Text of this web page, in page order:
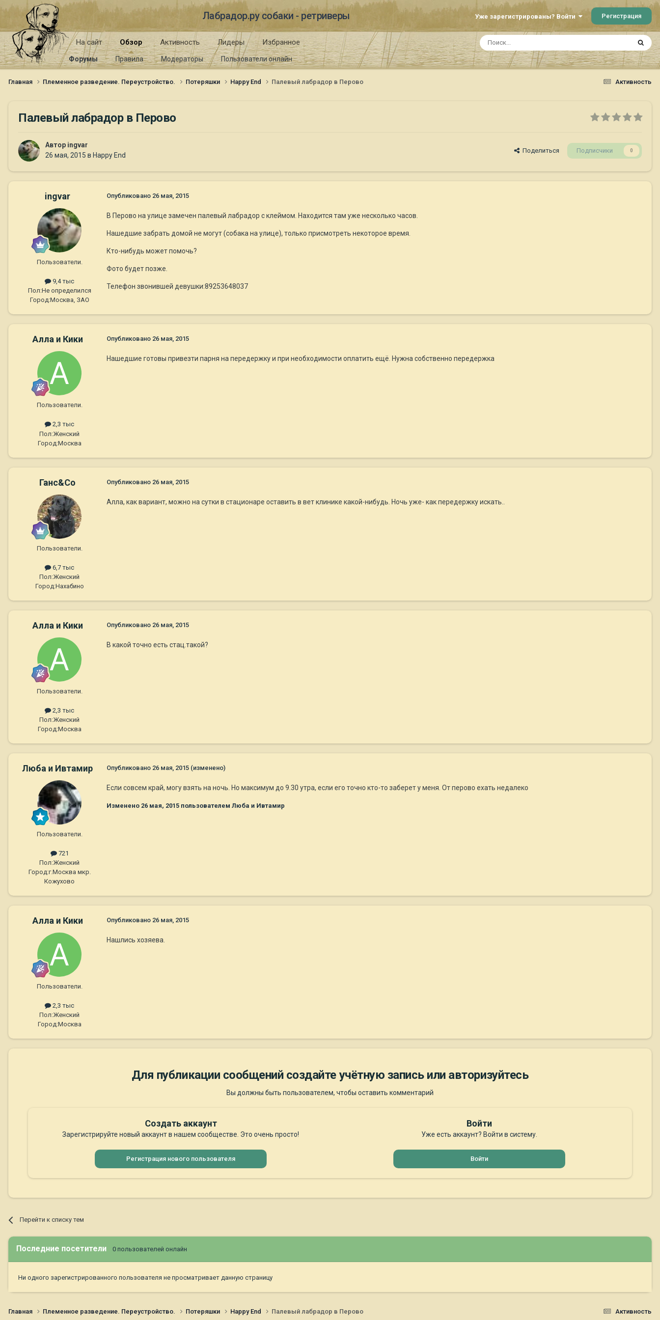
Лабрадор.ру собаки - ретриверы Уже зарегистрированы? Войти Регистрация
На сайт Обзор
Форумы Правила Модераторы Пользователи онлайн
Активность Лидеры Избранное
Активность
Главная Племенное разведение. Переустройство. Потеряшки Happy End Палевый лабрадор в Перово
Палевый лабрадор в Перово
Автор ingvar
26 мая, 2015 в Happy End
Поделиться Подписчики 0
ingvar
Пользователи.
9,4 тыс
Пол:Не определился
Город:Москва, ЗАО
Опубликовано 26 мая, 2015
В Перово на улице замечен палевый лабрадор с клеймом. Находится там уже несколько часов.
Нашедшие забрать домой не могут (собака на улице), только присмотреть некоторое время.
Кто-нибудь может помочь?
Фото будет позже.
Телефон звонившей девушки:89253648037
Алла и Кики
Пользователи.
2,3 тыс
Пол:Женский
Город:Москва
Опубликовано 26 мая, 2015
Нашедшие готовы привезти парня на передержку и при необходимости оплатить ещё. Нужна собственно передержка
Ганс&Co
Пользователи.
6,7 тыс
Пол:Женский
Город:Нахабино
Опубликовано 26 мая, 2015
Алла, как вариант, можно на сутки в стационаре оставить в вет клинике какой-нибудь. Ночь уже- как передержку искать..
Алла и Кики
Пользователи.
2,3 тыс
Пол:Женский
Город:Москва
Опубликовано 26 мая, 2015
В какой точно есть стац.такой?
Люба и Ивтамир
Пользователи.
721
Пол:Женский
Город:г.Москва мкр.
Кожухово
Опубликовано 26 мая, 2015 (изменено)
Если совсем край, могу взять на ночь. Но максимум до 9.30 утра, если его точно кто-то заберет у меня. От перово ехать недалеко
Изменено 26 мая, 2015 пользователем Люба и Ивтамир
Алла и Кики
Пользователи.
2,3 тыс
Пол:Женский
Город:Москва
Опубликовано 26 мая, 2015
Нашлись хозяева.
Для публикации сообщений создайте учётную запись или авторизуйтесь
Вы должны быть пользователем, чтобы оставить комментарий
Создать аккаунт
Зарегистрируйте новый аккаунт в нашем сообществе. Это очень просто!
Регистрация нового пользователя
Войти
Уже есть аккаунт? Войти в систему.
Войти
Перейти к списку тем
Последние посетители 0 пользователей онлайн
Ни одного зарегистрированного пользователя не просматривает данную страницу
Активность
Главная Племенное разведение. Переустройство. Потеряшки Happy End Палевый лабрадор в Перово